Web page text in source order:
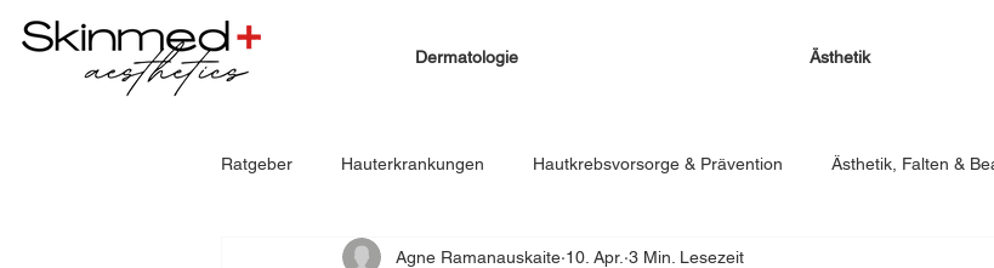
Dermatologie Ästhetik
Ratgeber Hauterkrankungen Hautkrebsvorsorge & Prävention Ästhetik, Falten &
Agne Ramanauskaite 10. Apr. 3 Min. Lesezeit